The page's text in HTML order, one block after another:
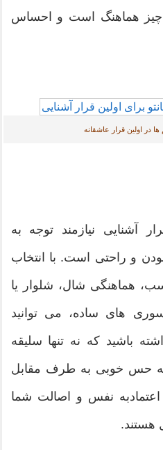
چیز هماهنگ است و احساس
در اولین قرار عاشقانه
آشنایی نیازمند توجه به
و راحتی است. با انتخاب
هماهنگی شال، شلوار یا
های ساده، می توانید
باشید که نه تنها سلیقه
حس خوبی به طرف مقابل
نفس و اصالت شما
هستند.